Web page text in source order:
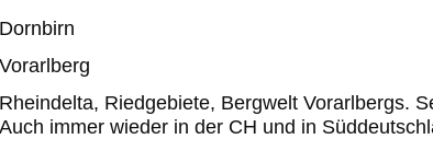
Dornbirn
Vorarlberg
Rheindelta, Riedgebiete, Bergwelt Vorarlbergs.
Auch immer wieder in der CH und in